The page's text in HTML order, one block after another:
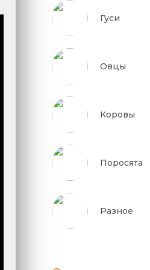
Гуси
Овцы
Коровы
Поросята
Разное